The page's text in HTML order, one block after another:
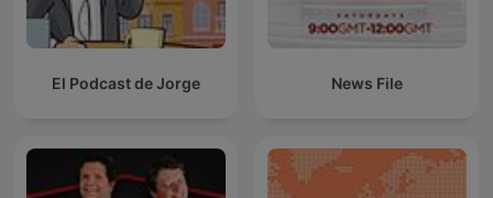
El Podcast de Jorge News File